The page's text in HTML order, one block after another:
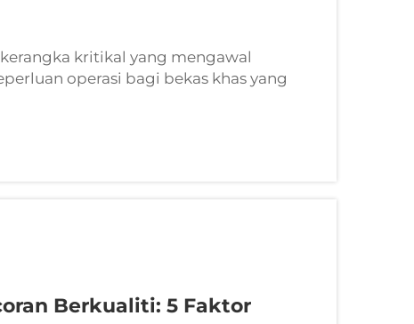
kritikal yang mengawal
operasi bagi bekas khas yang
industri. Piawaian ini memastikan
Berkualiti: 5 Faktor